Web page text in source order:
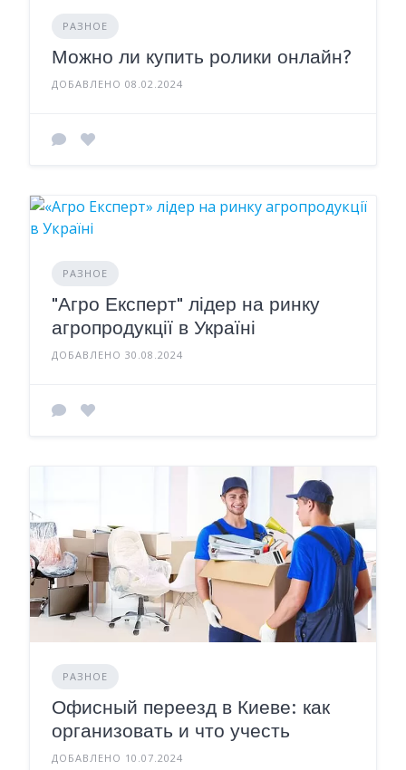
РАЗНОЕ
Можно ли купить ролики онлайн?
ДОБАВЛЕНО 08.02.2024
РАЗНОЕ
"Агро Експерт" лідер на ринку
агропродукції в Україні
ДОБАВЛЕНО 30.08.2024
РАЗНОЕ
Офисный переезд в Киеве: как
организовать и что учесть
ДОБАВЛЕНО 10.07.2024